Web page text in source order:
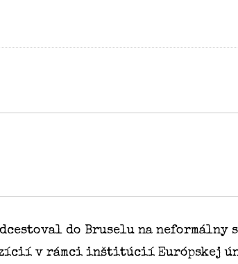
do Bruselu na neformálny
v rámci inštitúcií Európskej